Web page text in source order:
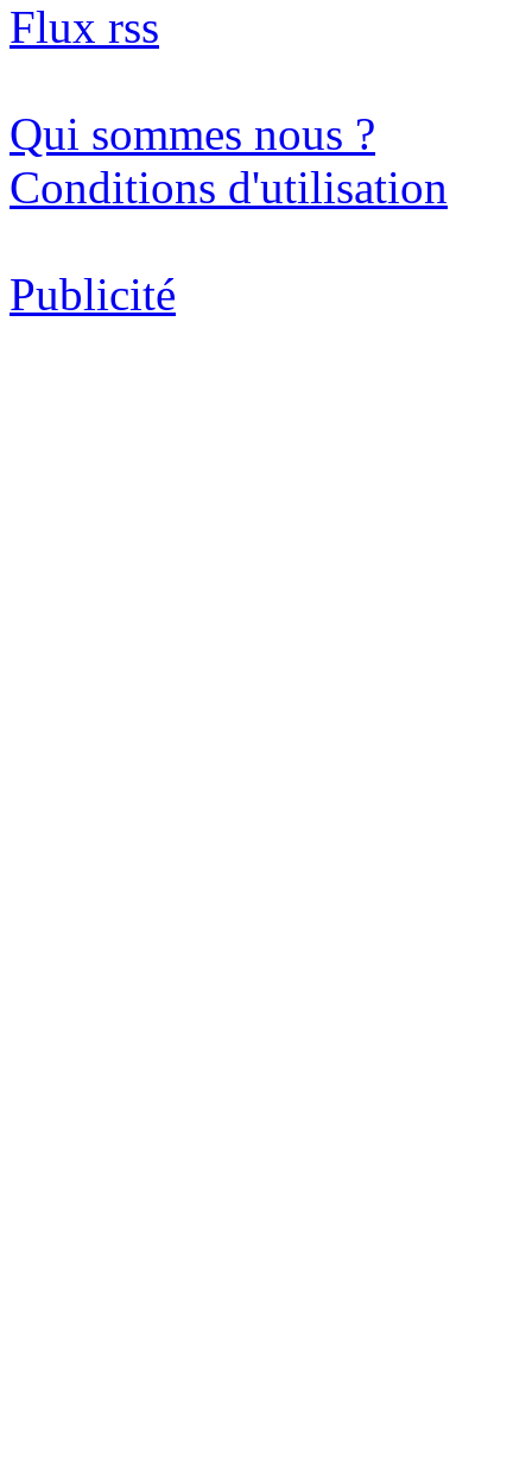
Flux rss
Qui sommes nous ?
Conditions d'utilisation
Publicité